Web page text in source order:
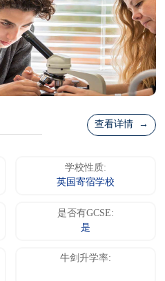
查看详情 →
学校性质:
英国寄宿学校
是否有GCSE:
是
牛剑升学率: